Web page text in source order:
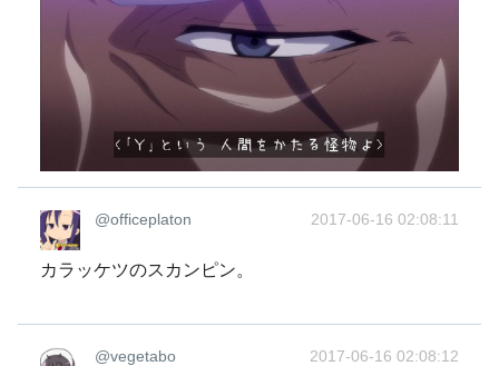
@officeplaton 2017-06-16 02:08:11
カラッケツのスカンピン。
@vegetabo 2017-06-16 02:08:12